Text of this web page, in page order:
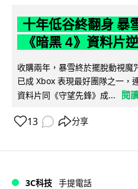
十年低谷終翻身 暴
《暗黑 4》資料片
收購兩年，暴雪終於擺脫動視魔
已成 Xbox 表現最好團隊之一，
資料片同《守望先鋒》成...
閱
13 分享
3C科技 手提電話